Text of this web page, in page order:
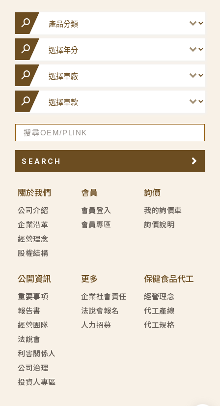
關於我們
公司介紹
企業沿革
經營理念
股權結構
會員
會員登入
會員專區
詢價
我的詢價車
詢價說明
公開資訊
重要事項
報告書
經營團隊
法說會
利害關係人
公司治理
投資人專區
更多
企業社會責任
法說會報名
人力招募
保健食品代工
經營理念
代工產線
代工規格
SEARCH